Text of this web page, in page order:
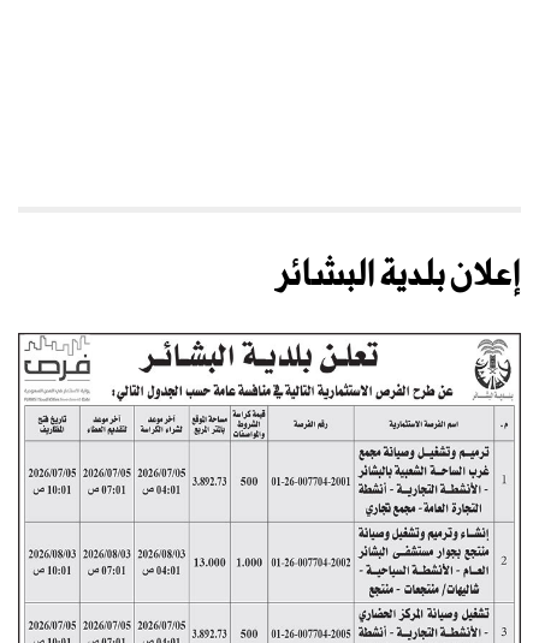
إعلان بلدية البشائر